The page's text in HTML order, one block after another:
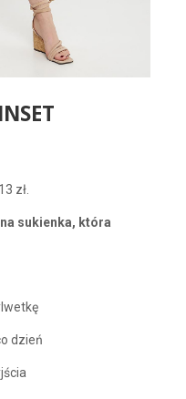
zł.
sukienka, która
dzień